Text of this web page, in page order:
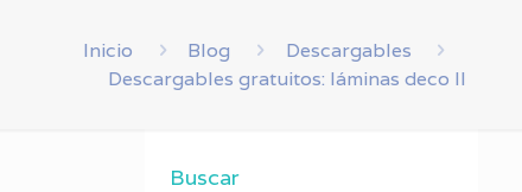
Inicio Blog
Descargables
Descargables gratuitos: láminas deco II
Buscar